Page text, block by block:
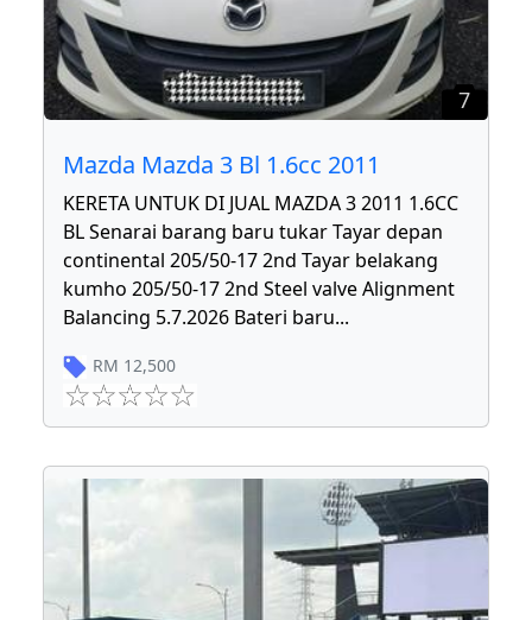
7
Mazda Mazda 3 Bl 1.6cc 2011
KERETA UNTUK DI JUAL MAZDA 3 2011 1.6CC
BL Senarai barang baru tukar Tayar depan
continental 205/50-17 2nd Tayar belakang
kumho 205/50-17 2nd Steel valve Alignment
Balancing 5.7.2026 Bateri baru...
RM 12,500